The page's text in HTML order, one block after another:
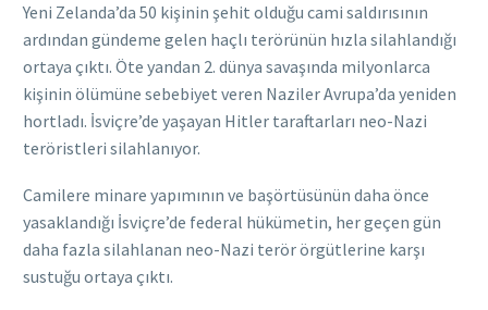
Yeni Zelanda’da 50 kişinin şehit olduğu cami saldırısının
ardından gündeme gelen haçlı terörünün hızla silahlandığı
ortaya çıktı. Öte yandan 2. dünya savaşında milyonlarca
kişinin ölümüne sebebiyet veren Naziler Avrupa’da yeniden
hortladı. İsviçre’de yaşayan Hitler taraftarları neo-Nazi
teröristleri silahlanıyor.
Camilere minare yapımının ve başörtüsünün daha önce
yasaklandığı İsviçre’de federal hükümetin, her geçen gün
daha fazla silahlanan neo-Nazi terör örgütlerine karşı
sustuğu ortaya çıktı.